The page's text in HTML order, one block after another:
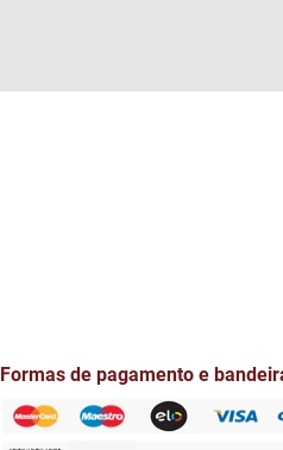
Formas de pagamento e